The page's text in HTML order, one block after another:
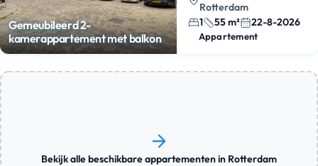
Gemeubileerd 2-
kamerappartement met balkon
Rotterdam
1
55 m² 22-8-2026
Appartement
Bekijk alle beschikbare appartementen in Rotterdam